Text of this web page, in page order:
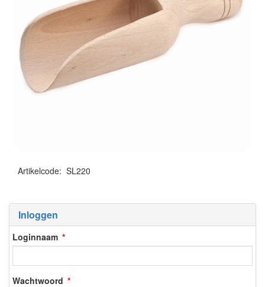
Inloggen
Loginnaam
Wachtwoord
Artikelcode: SL220